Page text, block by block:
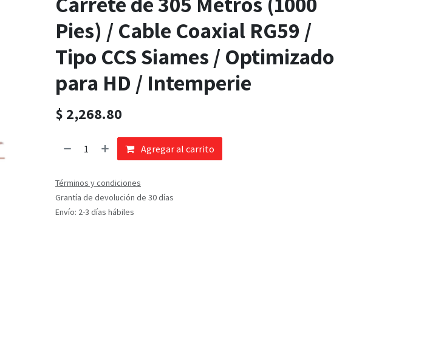
Pies) / Cable Coaxial RG59 /
Tipo CCS Siames / Optimizado
para HD / Intemperie
$ 2,268.80
Agregar al carrito
Términos y condiciones
Grantía de devolución de 30 días
Envío: 2-3 días hábiles